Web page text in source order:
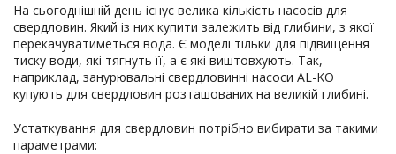
На сьогоднішній день існує велика кількість насосів для
свердловин. Який із них купити залежить від глибини, з якої
перекачуватиметься вода. Є моделі тільки для підвищення
тиску води, які тягнуть її, а є які виштовхують. Так,
наприклад, занурювальні свердловинні насоси AL-KO
купують для свердловин розташованих на великій глибині.
Устаткування для свердловин потрібно вибирати за такими
параметрами: